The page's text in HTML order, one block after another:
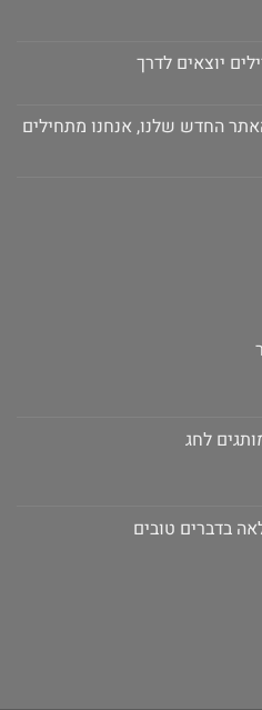
יוצאים לדרך
החדש שלנו, אנחנו מתחילים
בדברים טובים